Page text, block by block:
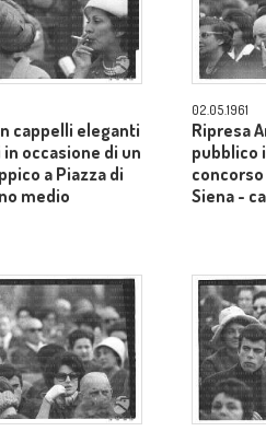
cappelli eleganti
occasione di un
a Piazza di
medio
02.05.1961
Ripresa
pubblico
Siena -